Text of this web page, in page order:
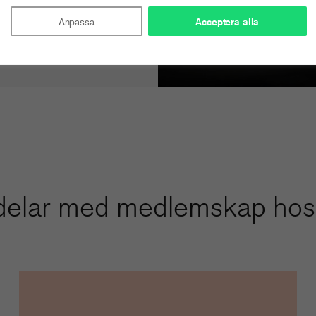
Anpassa Acceptera alla
med medlemskap